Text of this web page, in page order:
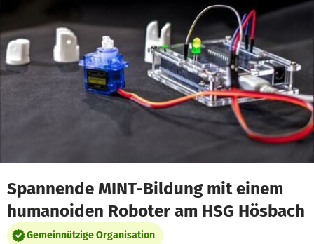
Spannende MINT-Bildung mit einem
humanoiden Roboter am HSG Hösbach
Gemeinnützige Organisation